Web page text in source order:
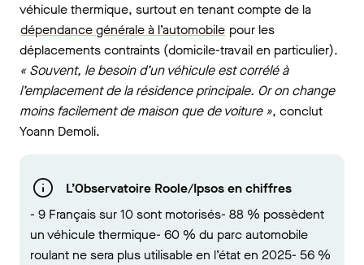
véhicule thermique, surtout en tenant compte de la
dépendance générale à l’automobile pour les
déplacements contraints (domicile-travail en particulier).
« Souvent, le besoin d’un véhicule est corrélé à
l’emplacement de la résidence principale. Or on change
moins facilement de maison que de voiture », conclut
Yoann Demoli.
L’Observatoire Roole/Ipsos en chiffres
- 9 Français sur 10 sont motorisés- 88 % possèdent
un véhicule thermique- 60 % du parc automobile
roulant ne sera plus utilisable en l’état en 2025- 56 %